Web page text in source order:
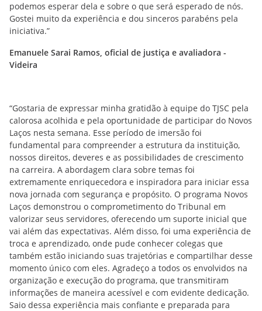
podemos esperar dela e sobre o que será esperado de nós.
Gostei muito da experiência e dou sinceros parabéns pela
iniciativa.”
Emanuele Sarai Ramos, oficial de justiça e avaliadora -
Videira
“Gostaria de expressar minha gratidão à equipe do TJSC pela
calorosa acolhida e pela oportunidade de participar do Novos
Laços nesta semana. Esse período de imersão foi
fundamental para compreender a estrutura da instituição,
nossos direitos, deveres e as possibilidades de crescimento
na carreira. A abordagem clara sobre temas foi
extremamente enriquecedora e inspiradora para iniciar essa
nova jornada com segurança e propósito. O programa Novos
Laços demonstrou o comprometimento do Tribunal em
valorizar seus servidores, oferecendo um suporte inicial que
vai além das expectativas. Além disso, foi uma experiência de
troca e aprendizado, onde pude conhecer colegas que
também estão iniciando suas trajetórias e compartilhar desse
momento único com eles. Agradeço a todos os envolvidos na
organização e execução do programa, que transmitiram
informações de maneira acessível e com evidente dedicação.
Saio dessa experiência mais confiante e preparada para